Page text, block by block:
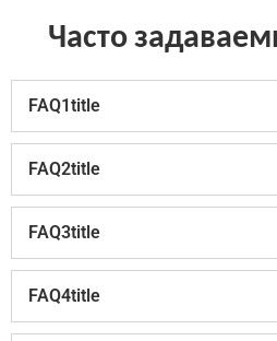
Часто
FAQ1title
FAQ2title
FAQ3title
FAQ4title